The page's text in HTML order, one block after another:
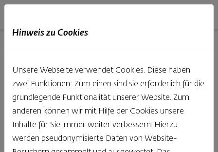
Backstube entdecken
Was gibt es Schöneres, als bei Brot & Gebäck die Qual
der Wahl zu haben? Noch dazu, wenn so großer Wert
auf den kleinen, feinen Unterschied gelegt wird, wie bei
Haubis. Beste Zutaten und Handwerk, das seinen
Hinweis zu Cookies
Unsere Webseite verwendet Cookies. Diese haben
zwei Funktionen: Zum einen sind sie erforderlich für die
grundlegende Funktionalität unserer Website. Zum
anderen können wir mit Hilfe der Cookies unsere
Inhalte für Sie immer weiter verbessern. Hierzu
werden pseudonymisierte Daten von Website-